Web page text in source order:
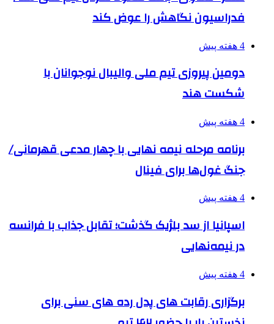
فدراسیون نگاهش را عوض کند
4 هفته پیش
دومین پیروزی تیم ملی والیبال نوجوانان با
شکست هند
4 هفته پیش
برنامه مرحله نیمه نهایی با چهار مدعی قهرمانی/
جنگ غول‌ها برای فینال
4 هفته پیش
اسپانیا از سد بلژیک گذشت؛ تقابل جذاب با فرانسه
در نیمه‌نهایی
4 هفته پیش
برگزاری رقابت های پدل رده های سنی برای